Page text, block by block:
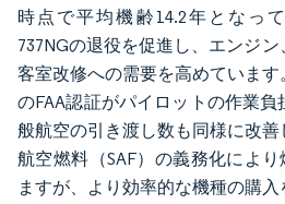
時点で平均機齢14.2年となっ
737NGの退役を促進し、エンジ
客室改修への需要を高めています
のFAA認証がパイロットの作業
般航空の引き渡し数も同様に改
航空燃料（SAF）の義務化によ
ますが、より効率的な機種の購